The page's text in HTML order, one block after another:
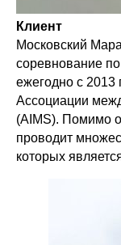
Клиент
Московский
соревнование
ежегодно с 2013
Ассоциации
(AIMS). Помимо
проводит
которых